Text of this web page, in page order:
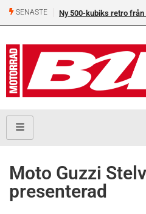
SENASTE Ny 500-kubiks retro från
Moto Guzzi
presenterad